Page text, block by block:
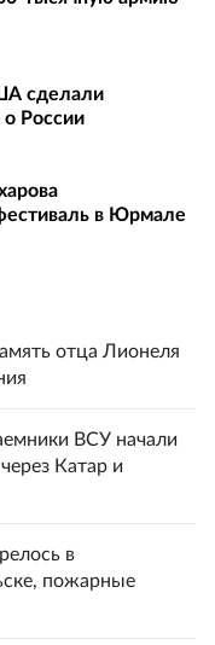
сделали
России
в Юрмале
отца Лионеля
ВСУ начали
Катар и
в
пожарные